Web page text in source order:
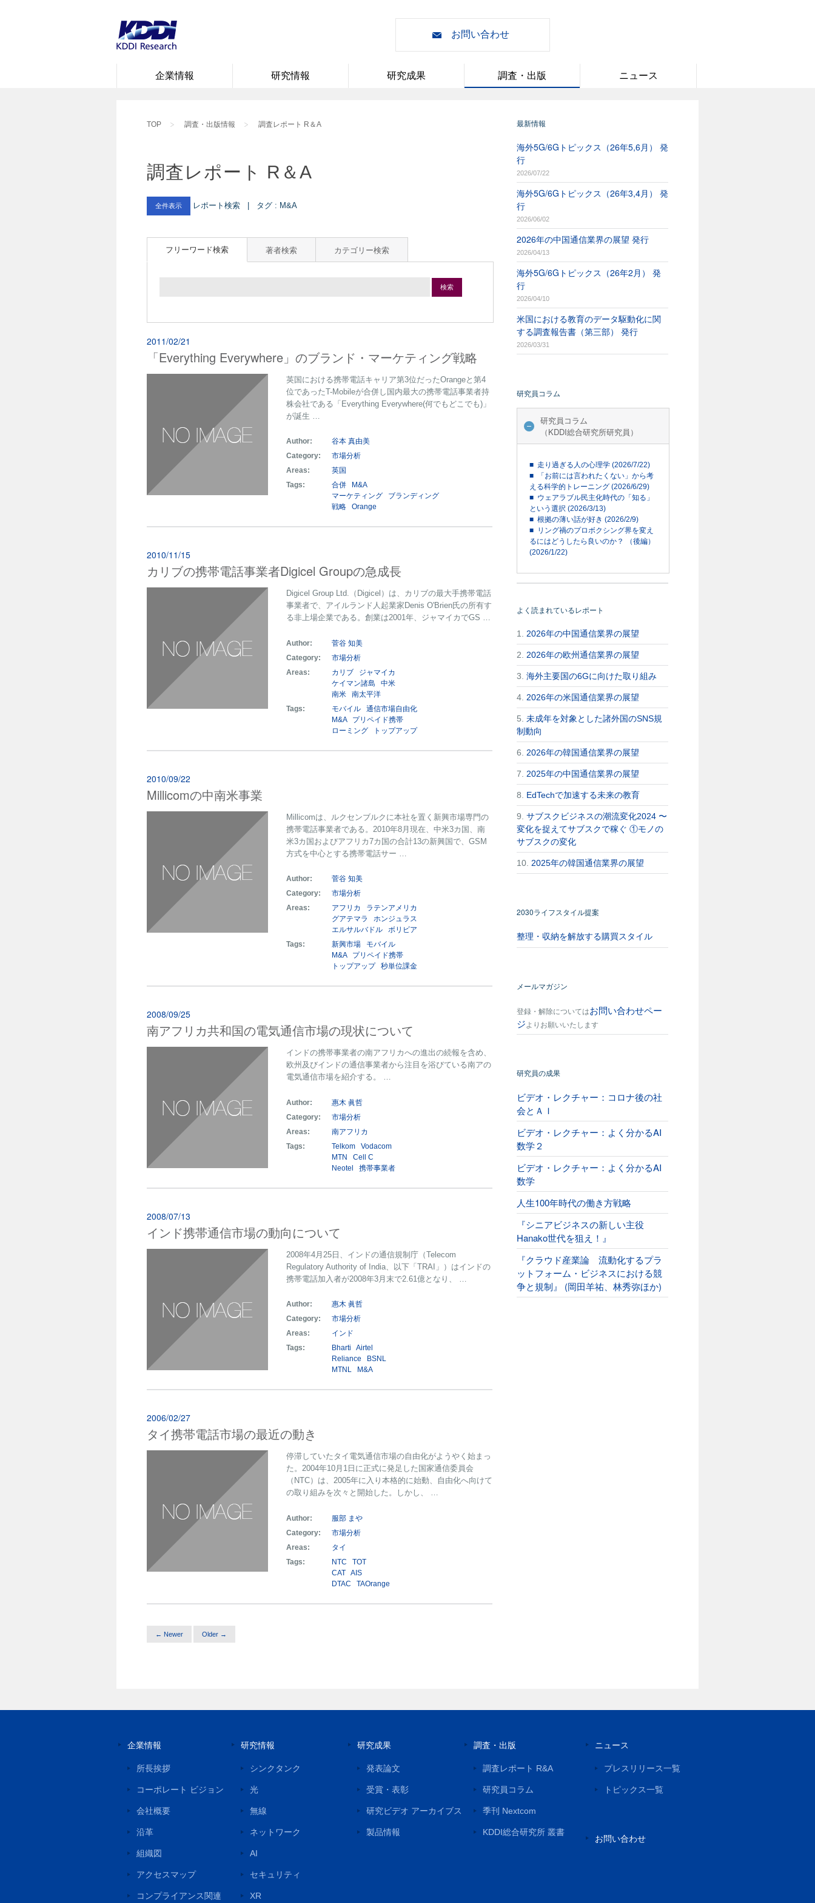
お問い合わせ
企業情報 研究情報 研究成果 調査・出版 ニュース
TOP 調査・出版情報 調査レポート R＆A
調査レポート R＆A
全件表示 レポート検索 | タグ : M&A
フリーワード検索 著者検索 カテゴリー検索
検索
2011/02/21
「Everything Everywhere」のブランド・マーケティング戦略
英国における携帯電話キャリア第3位だったOrangeと第4
位であったT-Mobileが合併し国内最大の携帯電話事業者持
株会社である「Everything Everywhere(何でもどこでも)」
が誕生 …
Author:
谷本 真由美
Category:
市場分析
Areas:
英国
Tags:
合併
M&A
マーケティング
ブランディング
戦略
Orange
2010/11/15
カリブの携帯電話事業者Digicel Groupの急成長
Digicel Group Ltd.（Digicel）は、カリブの最大手携帯電話
事業者で、アイルランド人起業家Denis O'Brien氏の所有す
る非上場企業である。創業は2001年、ジャマイカでGS …
Author:
菅谷 知美
Category:
市場分析
Areas:
カリブ
ジャマイカ
ケイマン諸島
中米
南米
南太平洋
Tags:
モバイル
通信市場自由化
M&A
プリペイド携帯
ローミング
トップアップ
2010/09/22
Millicomの中南米事業
Millicomは、ルクセンブルクに本社を置く新興市場専門の
携帯電話事業者である。2010年8月現在、中米3カ国、南
米3カ国およびアフリカ7カ国の合計13の新興国で、GSM
方式を中心とする携帯電話サー …
Author:
菅谷 知美
Category:
市場分析
Areas:
アフリカ
ラテンアメリカ
グアテマラ
ホンジュラス
エルサルバドル
ボリビア
Tags:
新興市場
モバイル
M&A
プリペイド携帯
トップアップ
秒単位課金
2008/09/25
南アフリカ共和国の電気通信市場の現状について
インドの携帯事業者の南アフリカへの進出の続報を含め、
欧州及びインドの通信事業者から注目を浴びている南アの
電気通信市場を紹介する。 …
Author:
惠木 眞哲
Category:
市場分析
Areas:
南アフリカ
Tags:
Telkom
Vodacom
MTN
Cell C
Neotel
携帯事業者
2008/07/13
インド携帯通信市場の動向について
2008年4月25日、インドの通信規制庁（Telecom
Regulatory Authority of India、以下「TRAI」）はインドの
携帯電話加入者が2008年3月末で2.61億となり、 …
Author:
惠木 眞哲
Category:
市場分析
Areas:
インド
Tags:
Bharti
Airtel
Reliance
BSNL
MTNL
M&A
2006/02/27
タイ携帯電話市場の最近の動き
停滞していたタイ電気通信市場の自由化がようやく始まっ
た。2004年10月1日に正式に発足した国家通信委員会
（NTC）は、2005年に入り本格的に始動、自由化へ向けて
の取り組みを次々と開始した。しかし、 …
Author:
服部 まや
Category:
市場分析
Areas:
タイ
Tags:
NTC
TOT
CAT AIS
DTAC
TAOrange
← Newer Older →
最新情報
海外5G/6Gトピックス（26年5,6月） 発
行
2026/07/22
海外5G/6Gトピックス（26年3,4月） 発
行
2026/06/02
2026年の中国通信業界の展望 発行
2026/04/13
海外5G/6Gトピックス（26年2月） 発
行
2026/04/10
米国における教育のデータ駆動化に関
する調査報告書（第三部） 発行
2026/03/31
研究員コラム
研究員コラム
（KDDI総合研究所研究員）
■ 走り過ぎる人の心理学 (2026/7/22)
■ 「お前には言われたくない」から考
える科学的トレーニング (2026/6/29)
■ ウェアラブル民主化時代の「知る」
という選択 (2026/3/13)
■ 根拠の薄い話が好き (2026/2/9)
■ リング禍のプロボクシング界を変え
るにはどうしたら良いのか？ （後編）
(2026/1/22)
よく読まれているレポート
1. 2026年の中国通信業界の展望
2. 2026年の欧州通信業界の展望
3. 海外主要国の6Gに向けた取り組み
4. 2026年の米国通信業界の展望
5. 未成年を対象とした諸外国のSNS規
制動向
6. 2026年の韓国通信業界の展望
7. 2025年の中国通信業界の展望
8. EdTechで加速する未来の教育
9. サブスクビジネスの潮流変化2024 〜
変化を捉えてサブスクで稼ぐ ①モノの
サブスクの変化
10. 2025年の韓国通信業界の展望
2030ライフスタイル提案
整理・収納を解放する購買スタイル
メールマガジン
登録・解除についてはお問い合わせペー
ジよりお願いいたします
研究員の成果
ビデオ・レクチャー：コロナ後の社
会とＡＩ
ビデオ・レクチャー：よく分かるAI
数学２
ビデオ・レクチャー：よく分かるAI
数学
人生100年時代の働き方戦略
『シニアビジネスの新しい主役
Hanako世代を狙え！』
『クラウド産業論 流動化するプラ
ットフォーム・ビジネスにおける競
争と規制』 (岡田羊祐、林秀弥ほか)
企業情報
所長挨拶
コーポレート ビジョン
会社概要
沿革
組織図
アクセスマップ
コンプライアンス関連
研究情報
シンクタンク
光
無線
ネットワーク
AI
セキュリティ
XR
研究成果
発表論文
受賞・表彰
研究ビデオ アーカイブス
製品情報
調査・出版
調査レポート R&A
研究員コラム
季刊 Nextcom
KDDI総合研究所 叢書
ニュース
プレスリリース一覧
トピックス一覧
お問い合わせ